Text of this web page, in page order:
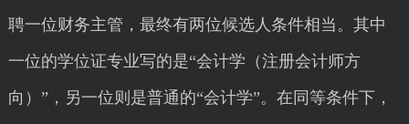
聘一位财务主管，最终有两位候选人条件相当。其中
一位的学位证专业写的是“会计学（注册会计师方
向）”，另一位则是普通的“会计学”。在同等条件下，